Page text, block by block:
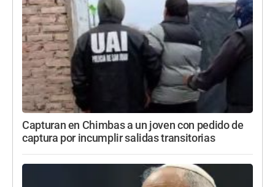
Capturan en Chimbas a un joven con pedido de
captura por incumplir salidas transitorias